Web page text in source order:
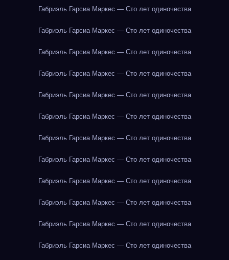
Габриэль Гарсиа Маркес — Сто лет одиночества
Габриэль Гарсиа Маркес — Сто лет одиночества
Габриэль Гарсиа Маркес — Сто лет одиночества
Габриэль Гарсиа Маркес — Сто лет одиночества
Габриэль Гарсиа Маркес — Сто лет одиночества
Габриэль Гарсиа Маркес — Сто лет одиночества
Габриэль Гарсиа Маркес — Сто лет одиночества
Габриэль Гарсиа Маркес — Сто лет одиночества
Габриэль Гарсиа Маркес — Сто лет одиночества
Габриэль Гарсиа Маркес — Сто лет одиночества
Габриэль Гарсиа Маркес — Сто лет одиночества
Габриэль Гарсиа Маркес — Сто лет одиночества